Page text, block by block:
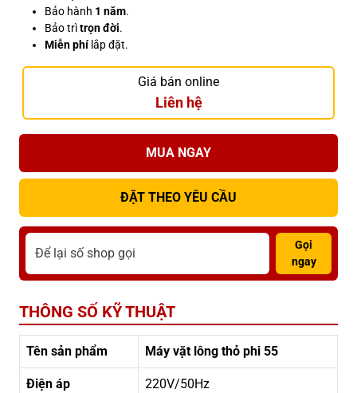
Bảo hành 1 năm.
Bảo trìtrọn đời.
Miễn phílắp đặt.
Giá bán online
Liên hệ
MUA NGAY
ĐẶT THEO YÊU CẦU
Gọi
ngay
THÔNG SỐ KỸ THUẬT
Tên sản phẩm Máy vặt lông thỏ phi 55
Điện áp 220V/50Hz